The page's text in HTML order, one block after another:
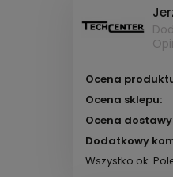
Ocena
Ocena sklepu:
Ocena
Dodatkowy
Wszystko ok.